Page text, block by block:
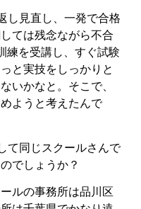
し見直し、一発で合格
ては残念ながら不合
練を受講し、すぐ試験
と実技をしっかりと
いかなと。そこで、
ようと考えたんで
て同じスクールさんで
でしょうか？
ルの事務所は品川区